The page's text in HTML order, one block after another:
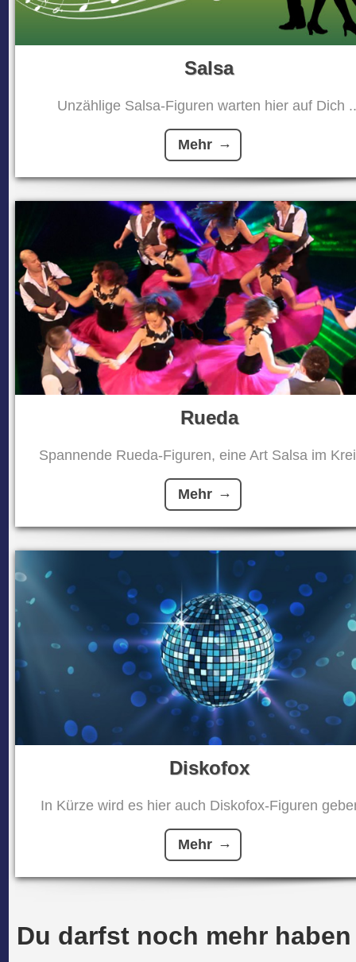
Salsa
Unzählige Salsa-Figuren warten hier auf Dich
Mehr
Rueda
Spannende Rueda-Figuren, eine Art Salsa im
Mehr
Diskofox
In Kürze wird es hier auch Diskofox-Figuren
Mehr
Du darfst noch mehr haben